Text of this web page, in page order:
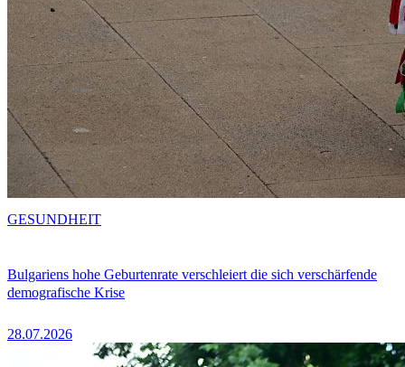
Bulgariens hohe Geburtenrate verschleiert die sich verschärfende
demografische Krise
28.07.2026
GESUNDHEIT